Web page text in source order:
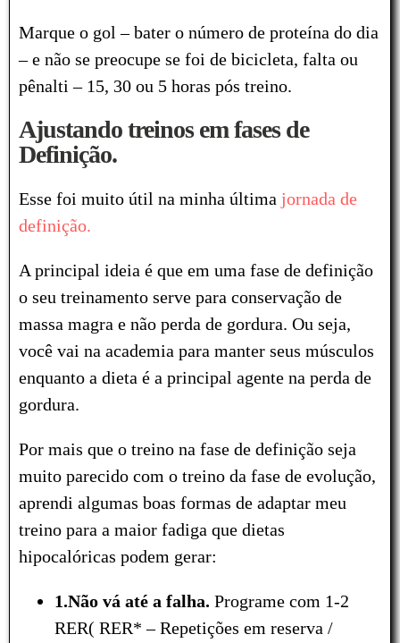
Marque o gol – bater o número de proteína do dia
– e não se preocupe se foi de bicicleta, falta ou
pênalti – 15, 30 ou 5 horas pós treino.
Ajustando treinos em fases de
Definição.
Esse foi muito útil na minha última jornada de
definição.
A principal ideia é que em uma fase de definição
o seu treinamento serve para conservação de
massa magra e não perda de gordura. Ou seja,
você vai na academia para manter seus músculos
enquanto a dieta é a principal agente na perda de
gordura.
Por mais que o treino na fase de definição seja
muito parecido com o treino da fase de evolução,
aprendi algumas boas formas de adaptar meu
treino para a maior fadiga que dietas
hipocalóricas podem gerar:
1.Não vá até a falha. Programe com 1-2
RER( RER* – Repetições em reserva /